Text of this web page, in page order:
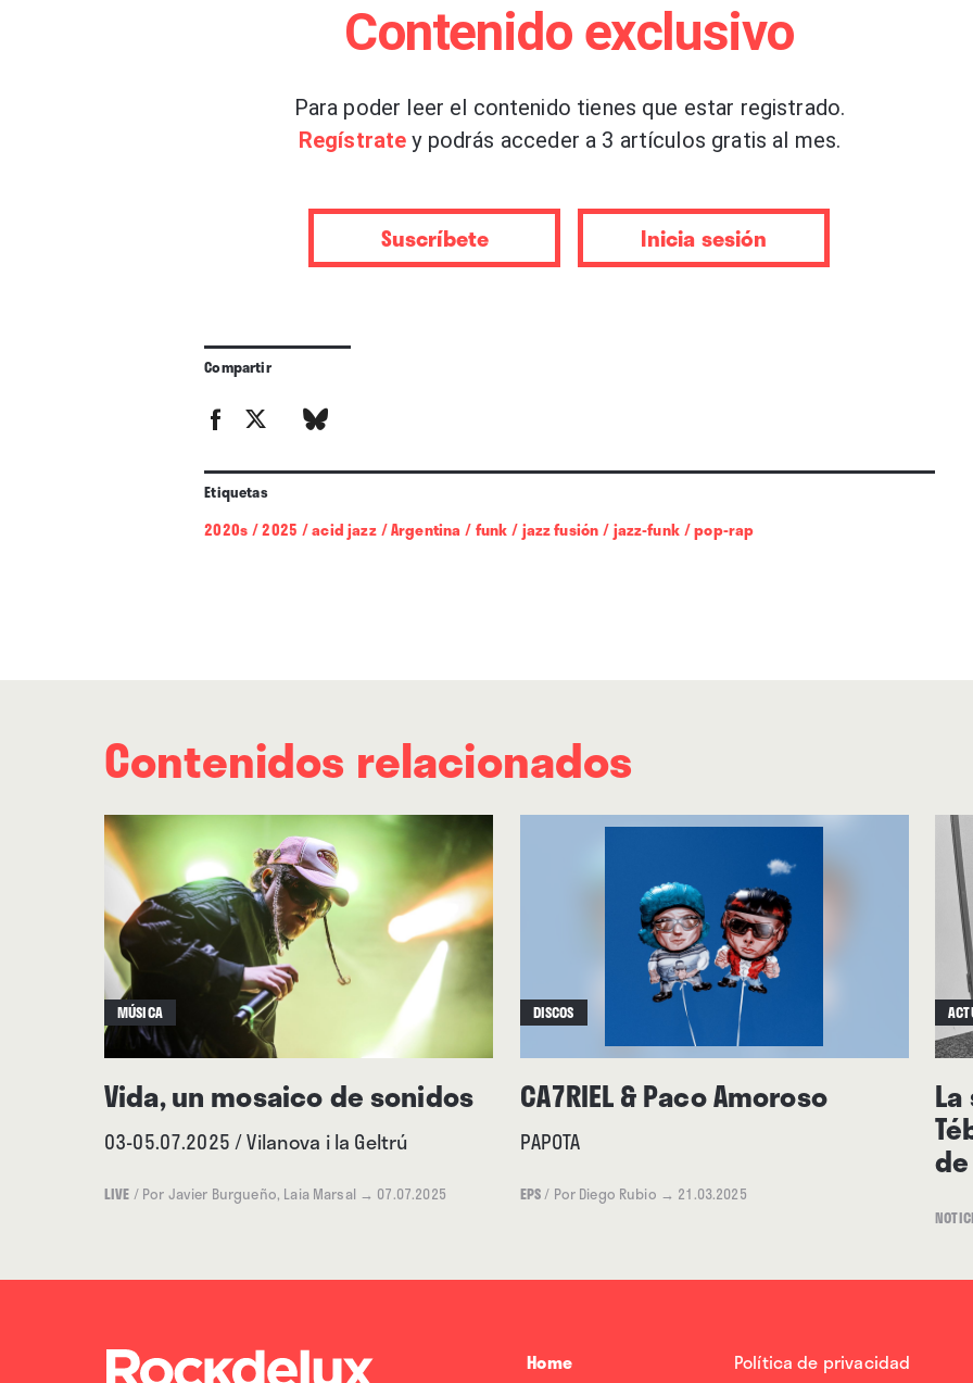
Contenido exclusivo
Para poder leer el contenido tienes que estar registrado.
Regístrate y podrás acceder a 3 artículos gratis al mes.
Suscríbete Inicia sesión
Compartir
Etiquetas
2020s/2025 /acid jazz /Argentina /funk /jazz fusión /jazz-funk/pop-rap
Contenidos relacionados
MÚSICA
Vida, un mosaico de sonidos
03-05.07.2025 / Vilanova i la Geltrú
LIVE / Por Javier Burgueño, Laia Marsal → 07.07.2025
DISCOS
CA7RIEL & Paco Amoroso
PAPOTA
EPS/ Por Diego Rubio → 21.03.2025
Home Política de privacidad